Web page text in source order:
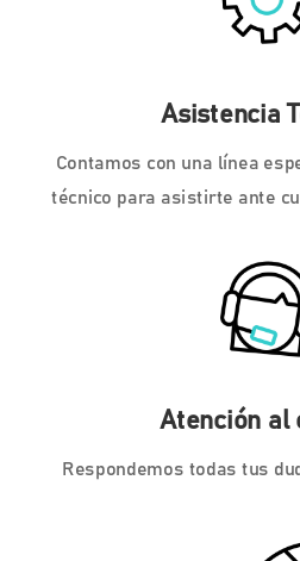
Asistencia
Contamos con una línea
técnico para asistirte ante
Atención al
Respondemos todas tus